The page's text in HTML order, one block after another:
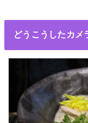
どうこうしたカメ